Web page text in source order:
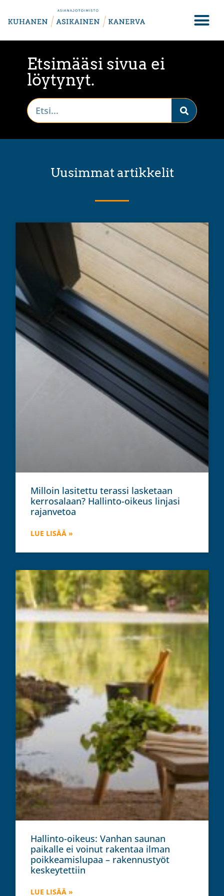
Etsimääsi sivua ei
löytynyt.
Uusimmat artikkelit
Milloin lasitettu terassi lasketaan
kerrosalaan? Hallinto-oikeus linjasi
rajanvetoa
LUE LISÄÄ »
Hallinto-oikeus: Vanhan saunan
paikalle ei voinut rakentaa ilman
poikkeamislupaa – rakennustyöt
keskeytettiin
LUE LISÄÄ »